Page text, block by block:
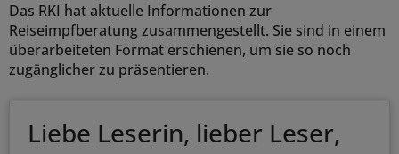
Das RKI hat aktuelle Informationen zur
Reiseimpfberatung zusammengestellt. Sie sind in einem
überarbeiteten Format erschienen, um sie so noch
zugänglicher zu präsentieren.
Liebe Leserin, lieber Leser,